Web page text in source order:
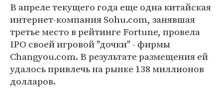
В апреле текущего года еще одна китайская
интернет-компания Sohu.com, занявшая
третье место в рейтинге Fortune, провела
IPO своей игровой "дочки" - фирмы
Changyou.com. В результате размещения ей
удалось привлечь на рынке 138 миллионов
долларов.